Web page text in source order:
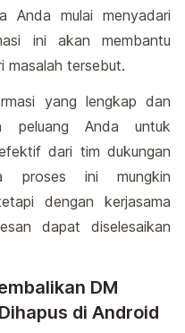
Anda mulai menyadari
ini akan membantu
masalah tersebut.
yang lengkap dan
peluang Anda untuk
dari tim dukungan
proses ini mungkin
dengan kerjasama
dapat diselesaikan
DM
di Android